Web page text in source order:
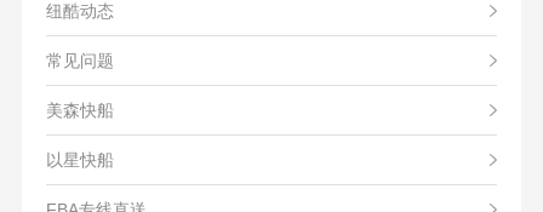
纽酷动态
常见问题
美森快船
以星快船